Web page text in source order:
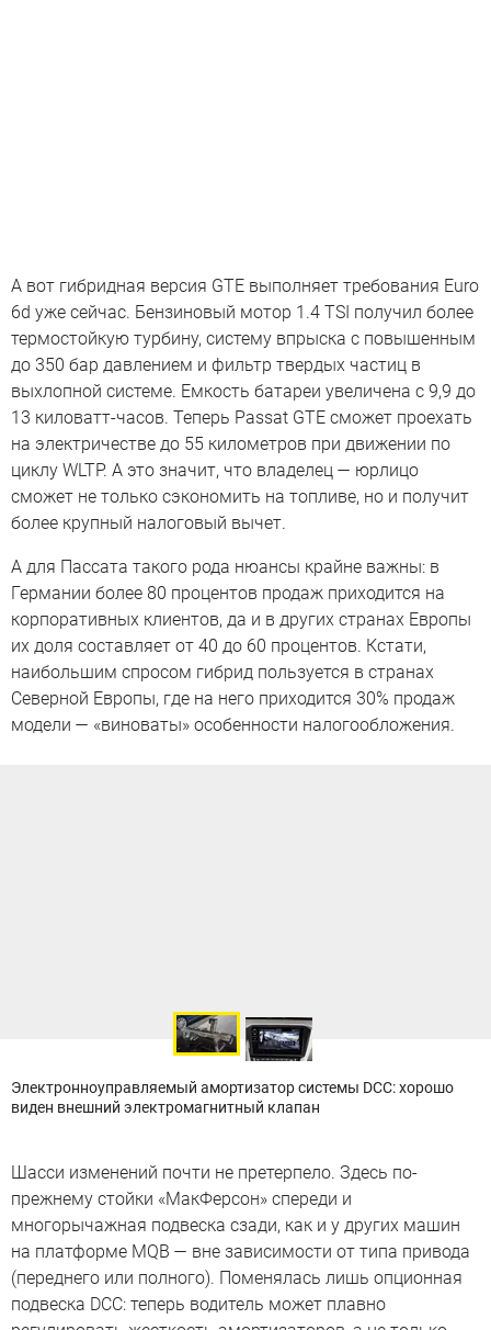
А вот гибридная версия GTE выполняет требования Euro
6d уже сейчас. Бензиновый мотор 1.4 TSI получил более
термостойкую турбину, систему впрыска с повышенным
до 350 бар давлением и фильтр твердых частиц в
выхлопной системе. Емкость батареи увеличена с 9,9 до
13 киловатт-часов. Теперь Passat GTE сможет проехать
на электричестве до 55 километров при движении по
циклу WLTP. А это значит, что владелец — юрлицо
сможет не только сэкономить на топливе, но и получит
более крупный налоговый вычет.
А для Пассата такого рода нюансы крайне важны: в
Германии более 80 процентов продаж приходится на
корпоративных клиентов, да и в других странах Европы
их доля составляет от 40 до 60 процентов. Кстати,
наибольшим спросом гибрид пользуется в странах
Северной Европы, где на него приходится 30% продаж
модели — «виноваты» особенности налогообложения.
Электронноуправляемый амортизатор системы DCC: хорошо
виден внешний электромагнитный клапан
Шасси изменений почти не претерпело. Здесь по-
прежнему стойки «МакФерсон» спереди и
многорычажная подвеска сзади, как и у других машин
на платформе MQB — вне зависимости от типа привода
(переднего или полного). Поменялась лишь опционная
подвеска DCC: теперь водитель может плавно